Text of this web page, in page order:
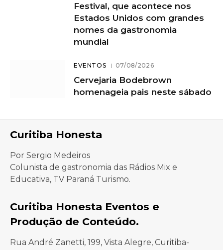
Festival, que acontece nos
Estados Unidos com grandes
nomes da gastronomia
mundial
EVENTOS 07/08/2026
Cervejaria Bodebrown
homenageia pais neste sábado
Curitiba Honesta
Por Sergio Medeiros
Colunista de gastronomia das Rádios Mix e
Educativa, TV Paraná Turismo.
Curitiba Honesta Eventos e
Produção de Conteúdo.
Rua André Zanetti, 199, Vista Alegre, Curitiba-